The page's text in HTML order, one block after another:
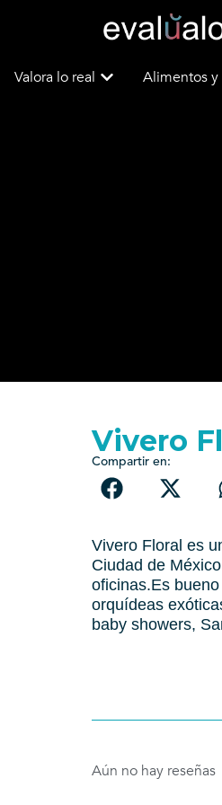
Valora lo real Alimentos
Vivero
Compartir en:
Vivero Floral es
Ciudad de
oficinas. ​ Es
orquídeas
baby showers,
Aún no hay reseñas